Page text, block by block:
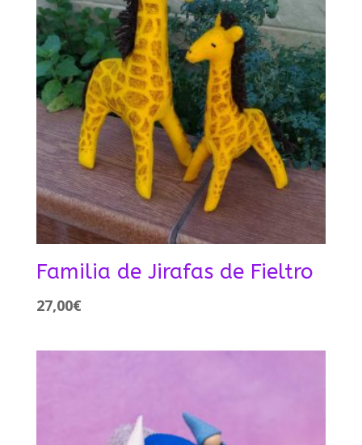
Familia de Jirafas de Fieltro
27,00€